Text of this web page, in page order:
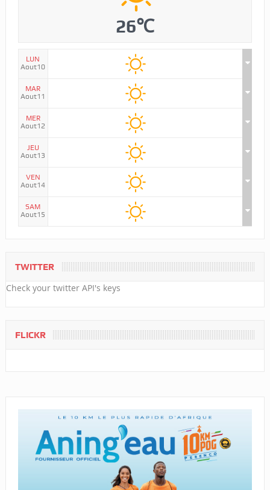
26℃
LUN
Aout10
MAR
Aout11
MER
Aout12
JEU
Aout13
VEN
Aout14
SAM
Aout15
TWITTER
Check your twitter API's keys
FLICKR